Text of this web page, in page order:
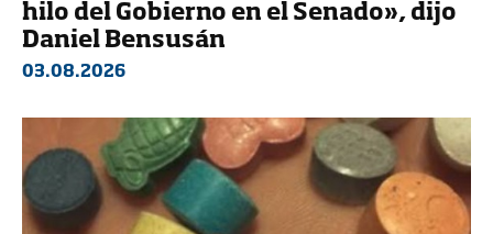
hilo del Gobierno en el Senado», dijo
Daniel Bensusán
03.08.2026